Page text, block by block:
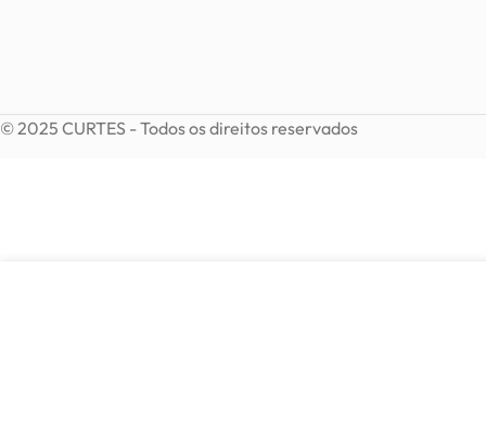
© 2025 CURTES - Todos os direitos reservados